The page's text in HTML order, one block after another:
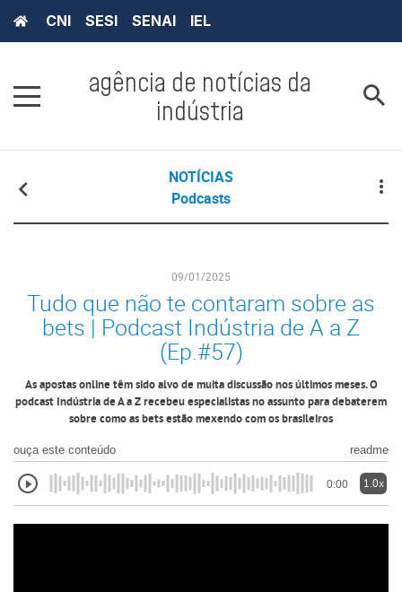
CNI SESI SENAI IEL
agência de notícias da
indústria
NOTÍCIAS
Podcasts
09/01/2025
Tudo que não te contaram sobre as
bets | Podcast Indústria de A a Z
(Ep.#57)
As apostas online têm sido alvo de muita discussão nos últimos meses. O
podcast Indústria de A a Z recebeu especialistas no assunto para debaterem
sobre como as bets estão mexendo com os brasileiros
ouça este conteúdo readme
0:00 1.0x